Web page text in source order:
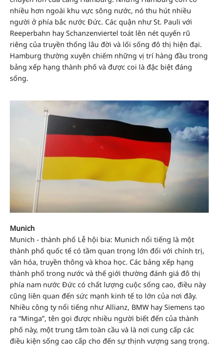
nhiều hơn ngoài khu vực sông nước, nó thu hút nhiều
người ở phía bắc nước Đức. Các quận như St. Pauli với
Reeperbahn hay Schanzenviertel toát lên nét quyến rũ
riêng của truyền thống lâu đời và lối sống đô thị hiện đại.
Hamburg thường xuyên chiếm những vị trí hàng đầu trong
bảng xếp hạng thành phố và được coi là đặc biệt đáng
sống.
Munich
Munich - thành phố Lễ hội bia: Munich nổi tiếng là một
thành phố quốc tế có tầm quan trọng lớn đối với chính trị,
văn hóa, truyền thông và khoa học. Các bảng xếp hạng
thành phố trong nước và thế giới thường đánh giá đô thị
phía nam nước Đức có chất lượng cuộc sống cao, điều này
cũng liên quan đến sức mạnh kinh tế to lớn của nơi đây.
Nhiều công ty nổi tiếng như Allianz, BMW hay Siemens tạo
ra “Minga”, tên gọi được nhiều người biết đến của thành
phố này, một trung tâm toàn cầu và là nơi cung cấp các
điều kiện sống cao cấp cho đến sự thịnh vượng sang trọng.